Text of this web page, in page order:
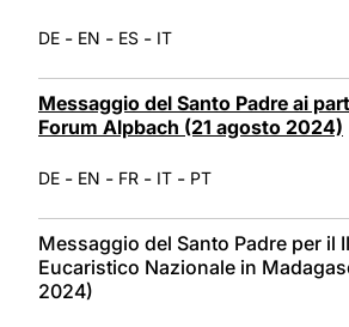
DE - EN - ES - IT
Messaggio del Santo Padre ai
Forum Alpbach (21 agosto 2024)
DE - EN - FR - IT - PT
Messaggio del Santo Padre per il
Eucaristico Nazionale in
2024)